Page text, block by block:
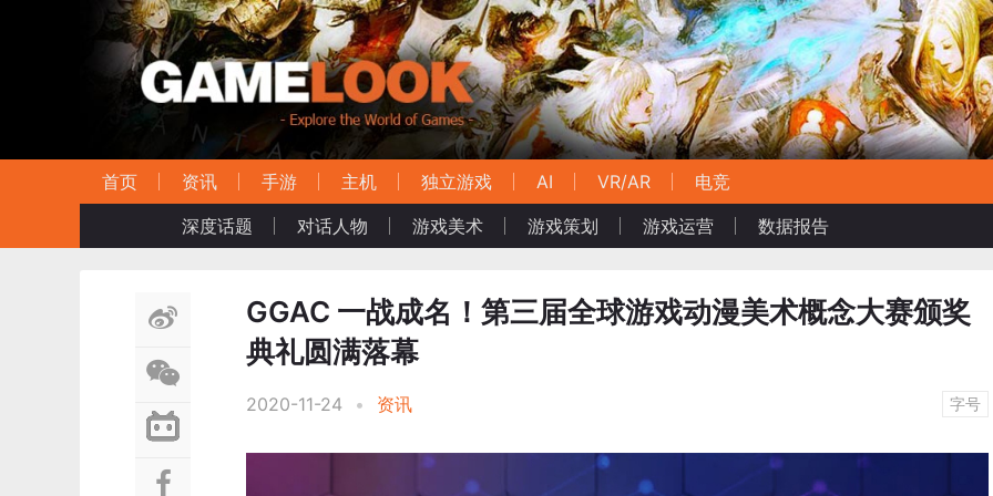
首页 资讯 手游 主机 独立游戏 AI VR/AR
电竞
深度话题
对话人物 游戏美术 游戏策划 游戏运营 数据报告
GGAC 一战成名！第三届全球游戏动漫美术概念大赛颁奖
典礼圆满落幕
2020-11-24 • 资讯 字号